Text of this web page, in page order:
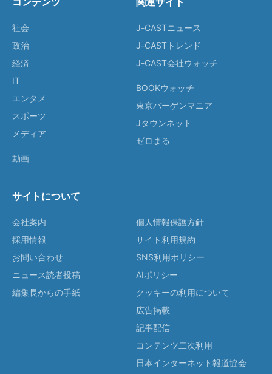
社会
政治
経済
IT
エンタメ
スポーツ
メディア
動画
J-CASTニュース
J-CASTトレンド
J-CAST会社ウォッチ
BOOKウォッチ
東京バーゲンマニア
Jタウンネット
ゼロまる
サイトについて
会社案内
採用情報
お問い合わせ
ニュース読者投稿
編集長からの手紙
個人情報保護方針
サイト利用規約
SNS利用ポリシー
AIポリシー
クッキーの利用について
広告掲載
記事配信
コンテンツ二次利用
日本インターネット報道協会